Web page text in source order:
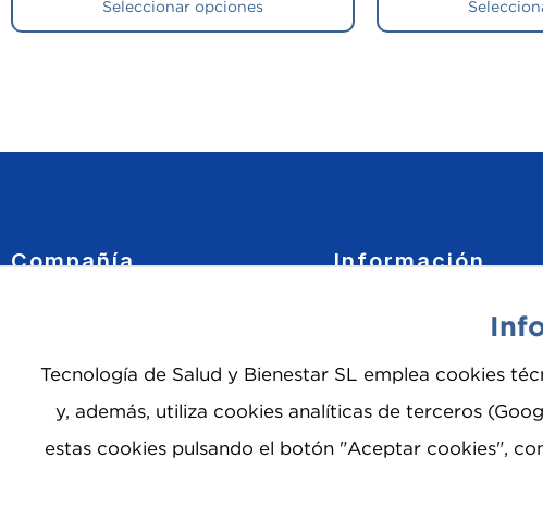
Seleccionar opciones
Compañía
Contacto
Información
Condiciones de compra
Aviso legal
Canal ético
Tecnología de Salud y Bienestar SL emplea cookies
y, además, utiliza cookies analíticas de terceros
estas cookies pulsando el botón "Aceptar cookies",